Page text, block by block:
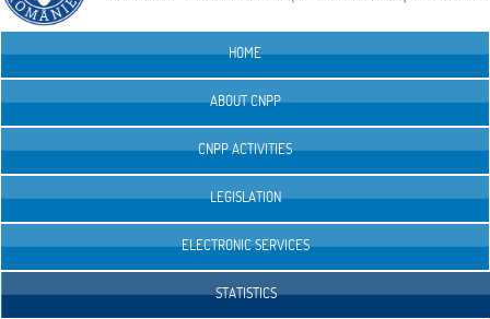
HOME
ABOUT CNPP
CNPP ACTIVITIES
LEGISLATION
ELECTRONIC SERVICES
STATISTICS